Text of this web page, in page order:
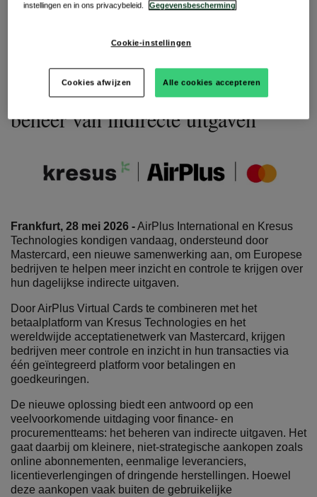
Persbericht
AirPlus, Kresus en Mastercard
bundelen krachten voor slimmer
beheer van indirecte uitgaven
Frankfurt, 28 mei 2026 -AirPlus International en Kresus
Technologies kondigen vandaag, ondersteund door
Mastercard, een nieuwe samenwerking aan, om Europese
bedrijven te helpen meer inzicht en controle te krijgen over
hun dagelijkse indirecte uitgaven.
Door AirPlus Virtual Cards te combineren met het
betaalplatform van Kresus Technologies en het
wereldwijde acceptatienetwerk van Mastercard, krijgen
bedrijven meer controle en inzicht in hun transacties via
één geïntegreerd platform voor betalingen en
goedkeuringen.
De nieuwe oplossing biedt een antwoord op een
veelvoorkomende uitdaging voor finance- en
procurementteams: het beheren van indirecte uitgaven. Het
gaat daarbij om kleinere, niet-strategische aankopen zoals
online abonnementen, eenmalige leveranciers,
licentieverlengingen of dringende herstellingen. Hoewel
deze aankopen vaak buiten de gebruikelijke
instellingen en in ons privacybeleid.
Gegevensbescherming
Cookie-instellingen
Cookies afwijzen Alle cookies accepteren